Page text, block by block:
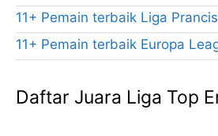
11+ Pemain terbaik Liga
11+ Pemain terbaik Europa
Daftar Juara Liga Top